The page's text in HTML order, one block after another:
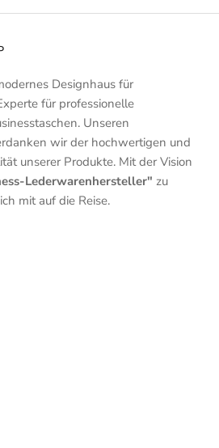
Designhaus für
für professionelle
Unseren
wir der hochwertigen und
unserer Produkte. Mit der Vision
Lederwarenhersteller" zu
mit auf die Reise.